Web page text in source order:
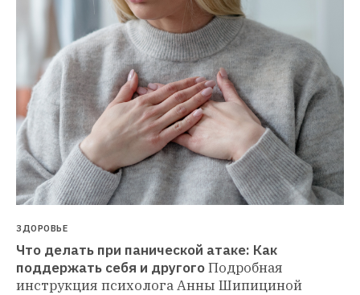
ЗДОРОВЬЕ
Что делать при панической атаке: Как
поддержать себя и другогоПодробная
инструкция психолога Анны Шипициной